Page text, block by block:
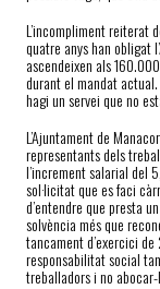
L’incompliment reiterat
quatre anys han obligat
ascendeixen als
durant el mandat
hagi un servei que no
L’Ajuntament de
representants dels
l’increment salarial del
sol·licitat que es faci
d’entendre que presta
solvència més que
tancament d’exercici
responsabilitat social
treballadors i no